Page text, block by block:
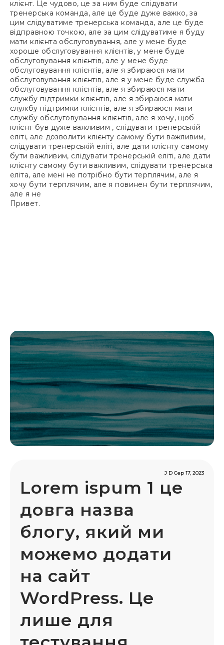
клієнт. Це чудово, це за ним буде слідувати
тренерська команда, але це буде дуже важко, за
цим слідуватиме тренерська команда, але це буде
відправною точкою, але за цим слідуватиме я буду
мати клієнта обслуговування, але у мене буде
хороше обслуговування клієнтів, у мене буде
обслуговування клієнтів, але у мене буде
обслуговування клієнтів, але я збираюся мати
обслуговування клієнтів, але я у мене буде служба
обслуговування клієнтів, але я збираюся мати
службу підтримки клієнтів, але я збираюся мати
службу підтримки клієнтів, але я збираюся мати
службу обслуговування клієнтів, але я хочу, щоб
клієнт був дуже важливим , слідувати тренерській
еліті, але дозволити клієнту самому бути важливим,
слідувати тренерській еліті, але дати клієнту самому
бути важливим, слідувати тренерській еліті, але дати
клієнту самому бути важливим, слідувати тренерська
еліта, але мені не потрібно бути терплячим, але я
хочу бути терплячим, але я повинен бути терплячим,
але я не
Привет.
Lorem ispum 1 це
довга назва
блогу, який ми
можемо додати
на сайт
WordPress. Це
лише для
J D Сер 17, 2023